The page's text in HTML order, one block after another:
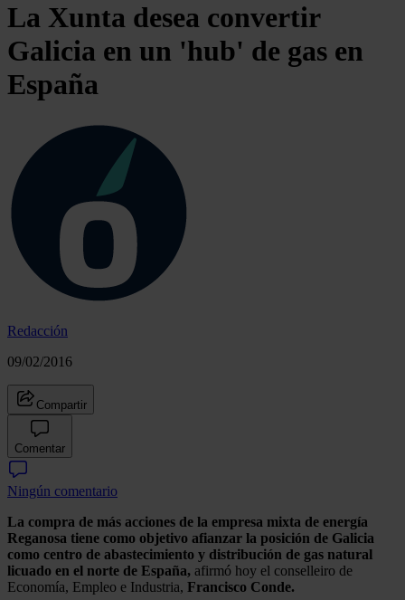
La Xunta desea convertir
Galicia en un 'hub' de gas en
España
Redacción
09/02/2016
Compartir
Comentar
Ningún comentario
La compra de más acciones de la empresa mixta de energía
Reganosa tiene como objetivo afianzar la posición de Galicia
como centro de abastecimiento y distribución de gas natural
licuado en el norte de España, afirmó hoy el conselleiro de
Economía, Empleo e Industria, Francisco Conde.